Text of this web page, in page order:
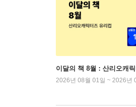
이달의 책 8월 : 산리오캐
2026년 08월 01일 ~ 2026년